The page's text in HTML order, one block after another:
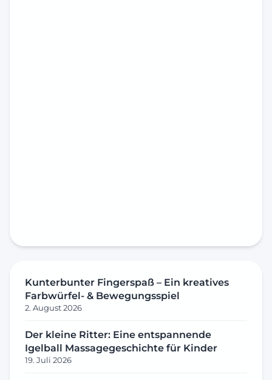
Kunterbunter Fingerspaß – Ein kreatives
Farbwürfel- & Bewegungsspiel
2. August 2026
Der kleine Ritter: Eine entspannende
Igelball Massagegeschichte für Kinder
19. Juli 2026